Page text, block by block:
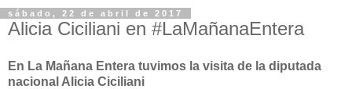
sábado, 22 de abril de 2017
Alicia Ciciliani en #LaMañanaEntera
En La Mañana Entera tuvimos la visita de la diputada
nacional Alicia Ciciliani